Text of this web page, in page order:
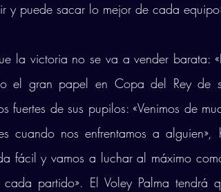
y puede sacar lo mejor de cada
la victoria no se va a vender barata:
el gran papel en Copa del Rey de
fuertes de sus pupilos: «Venimos de
cuando nos enfrentamos a alguien»,
fácil y vamos a luchar al máximo
partido». El Voley Palma tendrá